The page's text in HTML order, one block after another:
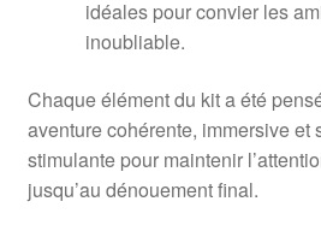
idéales pour convier les
inoubliable.
Chaque élément du kit a été
aventure cohérente, immersive et
stimulante pour maintenir
jusqu’au dénouement final.